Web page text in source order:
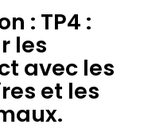
: TP4 :
les
avec les
et les